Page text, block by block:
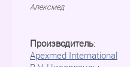
Апексмед
Производитель:
Apexmed International